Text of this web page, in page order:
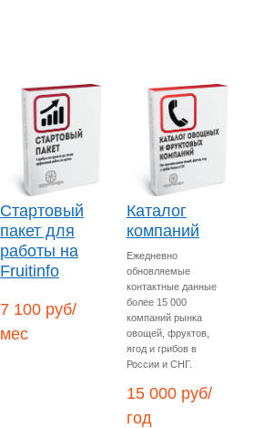
Стартовый
пакет для
работы на
Fruitinfo
7 100 руб/
мес
Каталог
компаний
Ежедневно
обновляемые
контактные данные
более 15 000
компаний рынка
овощей, фруктов,
ягод и грибов в
России и СНГ.
15 000 руб/
год